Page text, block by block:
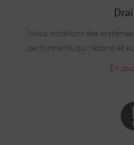
Nous installons des
performants qui répond et
En